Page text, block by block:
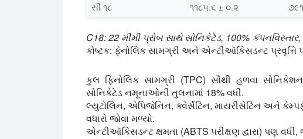
સી ૧૮
૧૧૮૫.૬ ± ૦.૨
C18: 22 મીમી પ્રોબ સાથે સોનિકેટેડ, 100% કંપનવિસ્તાર,
કોષ્ટક: ફેનોલિક સામગ્રી અને એન્ટીઑકિસડન્ટ
કુલ ફિનોલિક સામગ્રી (TPC) સૌથી હળવા
સોનિકેટેડ નમૂનાઓની તુલનામાં 18% વધી.
લ્યુટોલિન, એપિજેનિન, ક્વેર્સેટિન, માયરીસેટિન અને
વધારો જોવા મળ્યો.
એન્ટીઑકિસડન્ટ ક્ષમતા (ABTS પરીક્ષણ દ્વારા) પણ વધી,